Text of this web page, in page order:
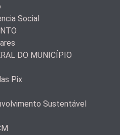
Social
DO MUNICÍPIO
Pix
Sustentável